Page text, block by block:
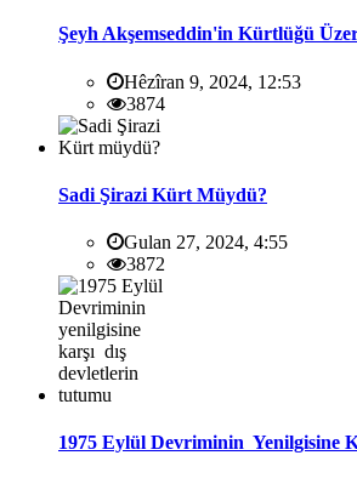
Şeyh Akşemseddin'in Kürtlüğü
Hêzîran 9, 2024, 12:53
3874
Sadi Şirazi Kürt Müydü?
Gulan 27, 2024, 4:55
3872
1975 Eylül Devriminin Yenilgisine